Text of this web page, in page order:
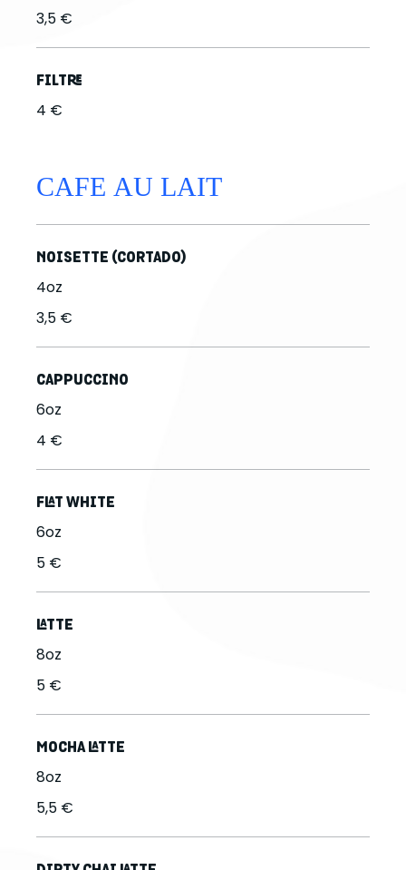
3,5 €
FILTRE
4 €
CAFE AU LAIT
NOISETTE (CORTADO)
4oz
3,5 €
CAPPUCCINO
6oz
4 €
FLAT WHITE
6oz
5 €
LATTE
8oz
5 €
MOCHA LATTE
8oz
5,5 €